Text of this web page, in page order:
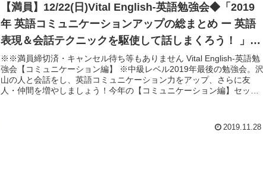
【満員】12/22(日)Vital English-英語勉強会◆「2019
年 英語コミュニケーションアップの総まとめ ー 英語
表現＆会話テクニックを駆使して話しまくろう！ 」&
Christmas Party 2019
※※満員締切済・キャンセル待ち等もありません Vital English-英語勉
強会【コミュニケーション編】 ※中級レベル2019年最後の勉強会。沢
山の人と会話をし、英語コミュニケーション力をアップ、さらに友
人・仲間を増やしましょう！今年の【コミュニケーション編】セッシ
内、ネイティブならこう言う！などのなかから、テーマとダイアログ
を厳選した内容です。 ダイアログのロールプレイやグループアクテ
2019.11.28